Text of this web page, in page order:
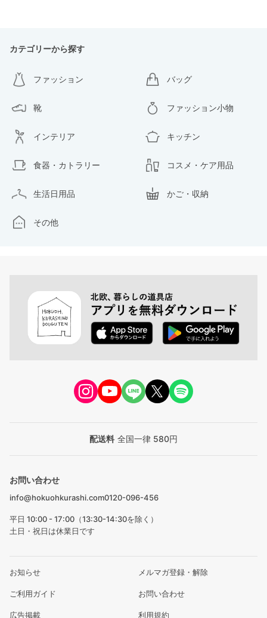
カテゴリーから探す
ファッション バッグ
靴 ファッション小物
インテリア キッチン
食器・カトラリー コスメ・ケア用品
生活日用品 かご・収納
その他
配送料 全国一律 580円
お問い合わせ
info@hokuohkurashi.com0120-096-456
平日 10:00 - 17:00（13:30-14:30を除く）
土日・祝日は休業日です
お知らせ メルマガ登録・解除
ご利用ガイド お問い合わせ
広告掲載 利用規約